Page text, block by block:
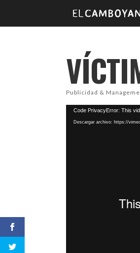
Publicidad &
Reproductor
de
Code PrivacyError: This
Descargar archivo: https://